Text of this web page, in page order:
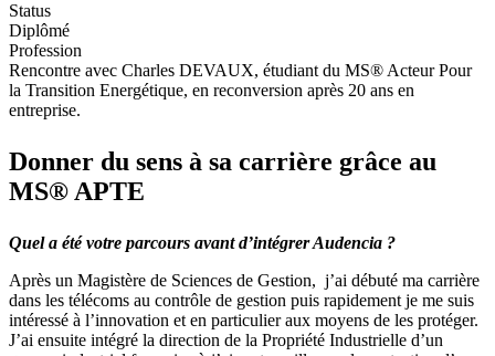
Status
Diplômé
Profession
Rencontre avec Charles DEVAUX, étudiant du MS® Acteur Pour
la Transition Energétique, en reconversion après 20 ans en
entreprise.
Donner du sens à sa carrière grâce au
MS® APTE
Quel a été votre parcours avant d’intégrer Audencia ?
Après un Magistère de Sciences de Gestion, j’ai débuté ma carrière
dans les télécoms au contrôle de gestion puis rapidement je me suis
intéressé à l’innovation et en particulier aux moyens de les protéger.
J’ai ensuite intégré la direction de la Propriété Industrielle d’un